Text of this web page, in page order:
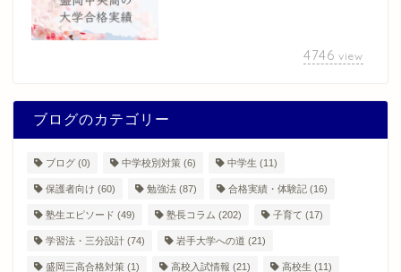
4746 view
ブログのカテゴリー
ブログ (0) 中学校別対策 (6) 中学生 (11)
保護者向け (60) 勉強法 (87) 合格実績・体験記 (16)
塾生エピソード (49) 塾長コラム (202) 子育て (17)
学習法・三分設計 (74) 岩手大学への道 (21)
盛岡三高合格対策 (1) 高校入試情報 (21) 高校生 (11)